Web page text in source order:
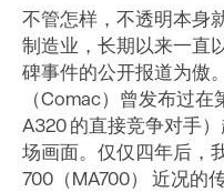
不管怎样，不透明本身
制造业，长期以来一直
碑事件的公开报道为傲
（Comac）曾发布过在
A320 的直接竞争对手
场画面。仅仅四年后，
700（MA700） 近况的传